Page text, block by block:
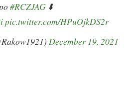
#RCZJAG ⬇️
pic.twitter.com/HPuOjkDS2r
December 19, 2021